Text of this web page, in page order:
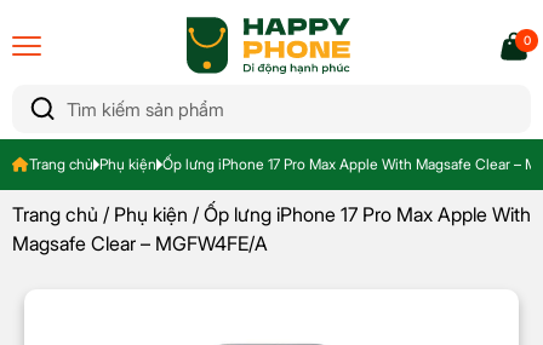
0
Trang chủ Phụ kiện Ốp lưng iPhone 17 Pro Max Apple With Magsafe Clear –
Trang chủ / Phụ kiện / Ốp lưng iPhone 17 Pro Max Apple With
Magsafe Clear – MGFW4FE/A